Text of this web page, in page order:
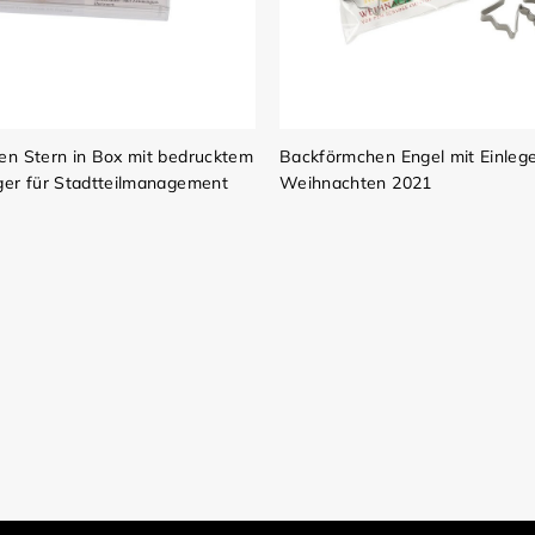
Stern in Box mit bedrucktem
für Stadtteilmanagement
Backförmchen Engel mit
Weihnachten 2021